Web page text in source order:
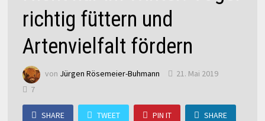
richtig füttern und
Artenvielfalt fördern
von Jürgen Rösemeier-Buhmann
21. Mai 2019
7
SHARE TWEET PIN IT SHARE